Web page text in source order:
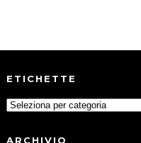
ETICHETTE
ARCHIVIO